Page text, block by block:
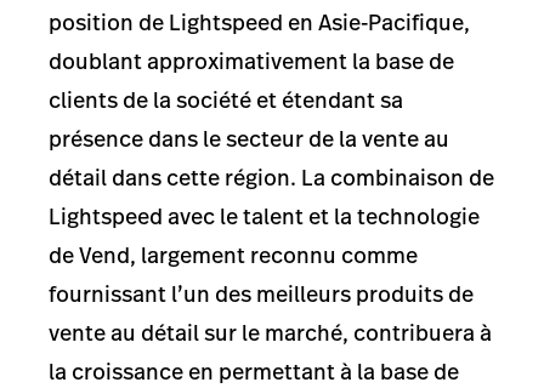
position de Lightspeed en Asie-Pacifique,
doublant approximativement la base de
clients de la société et étendant sa
présence dans le secteur de la vente au
détail dans cette région. La combinaison de
Lightspeed avec le talent et la technologie
de Vend, largement reconnu comme
fournissant l’un des meilleurs produits de
vente au détail sur le marché, contribuera à
la croissance en permettant à la base de